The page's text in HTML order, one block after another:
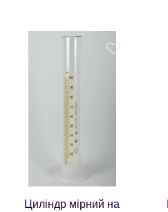
Циліндр мірний на